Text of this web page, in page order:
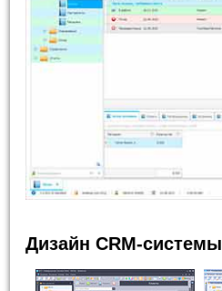
Дизайн CRM-системы